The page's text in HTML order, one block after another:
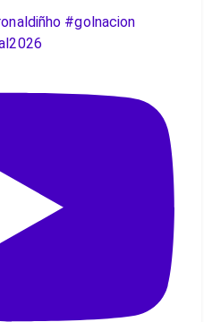
#golnacion